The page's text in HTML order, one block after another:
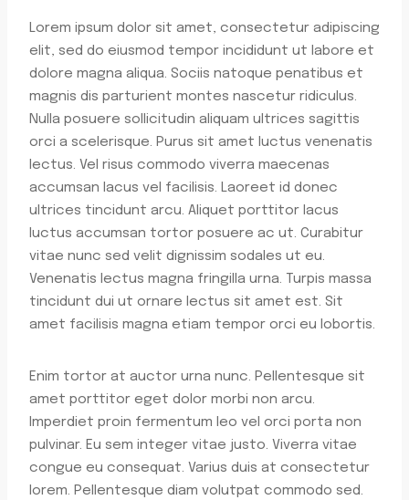
Lorem ipsum dolor sit amet, consectetur adipiscing
elit, sed do eiusmod tempor incididunt ut labore et
dolore magna aliqua. Sociis natoque penatibus et
magnis dis parturient montes nascetur ridiculus.
Nulla posuere sollicitudin aliquam ultrices sagittis
orci a scelerisque. Purus sit amet luctus venenatis
lectus. Vel risus commodo viverra maecenas
accumsan lacus vel facilisis. Laoreet id donec
ultrices tincidunt arcu. Aliquet porttitor lacus
luctus accumsan tortor posuere ac ut. Curabitur
vitae nunc sed velit dignissim sodales ut eu.
Venenatis lectus magna fringilla urna. Turpis massa
tincidunt dui ut ornare lectus sit amet est. Sit
amet facilisis magna etiam tempor orci eu lobortis.
Enim tortor at auctor urna nunc. Pellentesque sit
amet porttitor eget dolor morbi non arcu.
Imperdiet proin fermentum leo vel orci porta non
pulvinar. Eu sem integer vitae justo. Viverra vitae
congue eu consequat. Varius duis at consectetur
lorem. Pellentesque diam volutpat commodo sed.